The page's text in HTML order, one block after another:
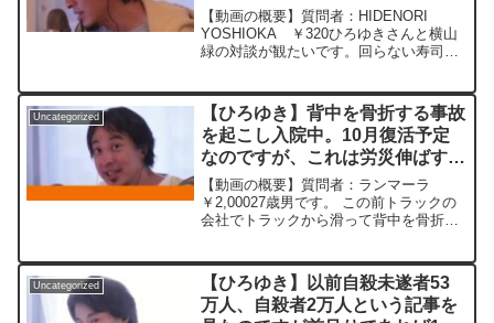
うでしょうか？ー ひろゆき切り
抜き 20240228
【動画の概要】質問者：HIDENORI
YOSHIOKA ￥320ひろゆきさんと横山
緑の対談が観たいです。回らない寿司屋
な、、Guillaume Dursusを呑みながら ...
Uncategorized
【ひろゆき】背中を骨折する事故
を起こし入院中。10月復活予定
なのですが、これは労災伸ばすの
が良いのでしょうか？ またこの
労災期間中にコンビニバイトする
と不都合ありますでしょうか？
【動画の概要】質問者：ランマーラ
￥2,00027歳男です。 この前トラックの
会社でトラックから滑って背中を骨折す
月復活予定なのですが、これは労災伸ば
すのが良いのでしょ...
Uncategorized
【ひろゆき】以前自殺未遂者53
万人、自殺者2万人という記事を